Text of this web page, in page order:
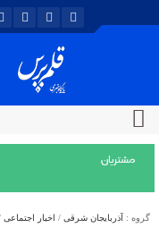
گروه : آذربایجان شرقی / اخبار اجتماعی